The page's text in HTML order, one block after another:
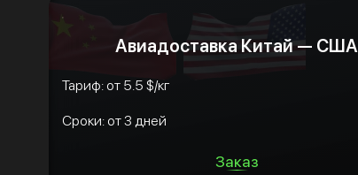
Авиадоставка Китай — США
Тариф: от 5.5 $/кг
Сроки: от 3 дней
Заказ